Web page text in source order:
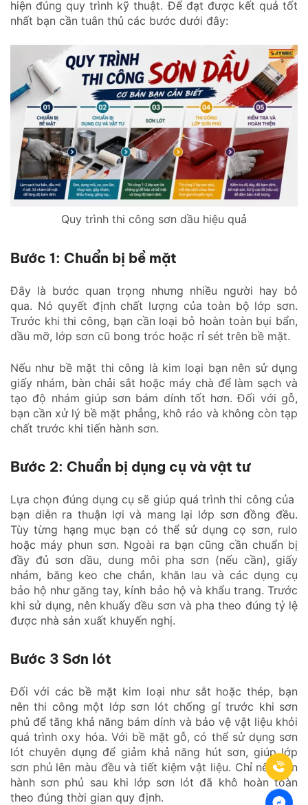
hiện đúng quy trình kỹ thuật. Để đạt được kết quả tốt
nhất bạn cần tuân thủ các bước dưới đây:
Quy trình thi công sơn dầu hiệu quả
Bước 1: Chuẩn bị bề mặt
Đây là bước quan trọng nhưng nhiều người hay bỏ
qua. Nó quyết định chất lượng của toàn bộ lớp sơn.
Trước khi thi công, bạn cần loại bỏ hoàn toàn bụi bẩn,
dầu mỡ, lớp sơn cũ bong tróc hoặc rỉ sét trên bề mặt.
Nếu như bề mặt thi công là kim loại bạn nên sử dụng
giấy nhám, bàn chải sắt hoặc máy chà để làm sạch và
tạo độ nhám giúp sơn bám dính tốt hơn. Đối với gỗ,
bạn cần xử lý bề mặt phẳng, khô ráo và không còn tạp
chất trước khi tiến hành sơn.
Bước 2: Chuẩn bị dụng cụ và vật tư
Lựa chọn đúng dụng cụ sẽ giúp quá trình thi công của
bạn diễn ra thuận lợi và mang lại lớp sơn đồng đều.
Tùy từng hạng mục bạn có thể sử dụng cọ sơn, rulo
hoặc máy phun sơn. Ngoài ra bạn cũng cần chuẩn bị
đầy đủ sơn dầu, dung môi pha sơn (nếu cần), giấy
nhám, băng keo che chắn, khăn lau và các dụng cụ
bảo hộ như găng tay, kính bảo hộ và khẩu trang. Trước
khi sử dụng, nên khuấy đều sơn và pha theo đúng tỷ lệ
được nhà sản xuất khuyến nghị.
Bước 3 Sơn lót
Đối với các bề mặt kim loại như sắt hoặc thép, bạn
nên thi công một lớp sơn lót chống gỉ trước khi sơn
phủ để tăng khả năng bám dính và bảo vệ vật liệu khỏi
quá trình oxy hóa. Với bề mặt gỗ, có thể sử dụng sơn
lót chuyên dụng để giảm khả năng hút sơn, giúp lớp
sơn phủ lên màu đều và tiết kiệm vật liệu. Chỉ nên tiến
hành sơn phủ sau khi lớp sơn lót đã khô hoàn toàn
theo đúng thời gian quy định.